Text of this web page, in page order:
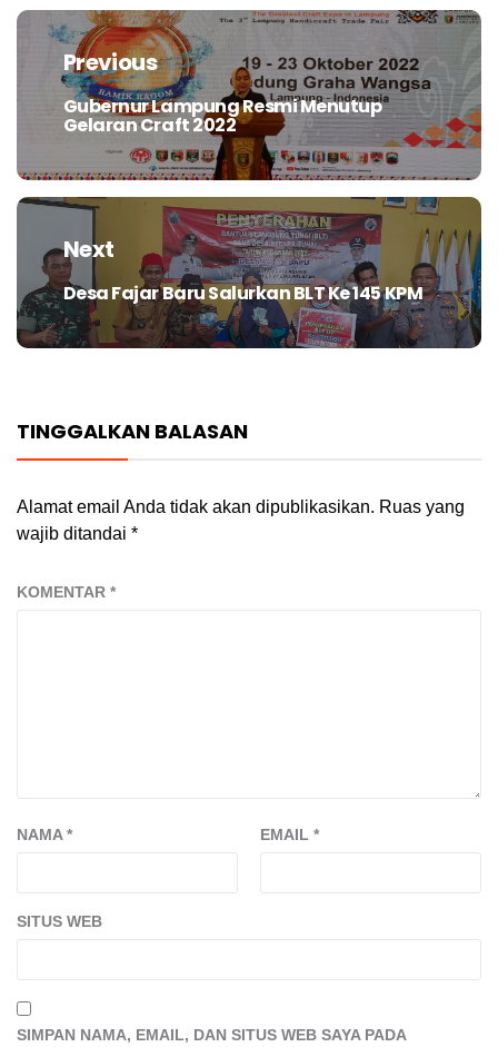
Navigasi
posPrevious
Previous
post:
Gubernur Lampung Resmi Menutup
Gelaran Craft 2022
Next
Next
post:
Desa Fajar Baru Salurkan BLT Ke 145 KPM
TINGGALKAN BALASAN
Alamat email Anda tidak akan dipublikasikan. Ruas yang
wajib ditandai *
KOMENTAR *
NAMA* EMAIL *
SITUS WEB
SIMPAN NAMA, EMAIL, DAN SITUS WEB SAYA PADA